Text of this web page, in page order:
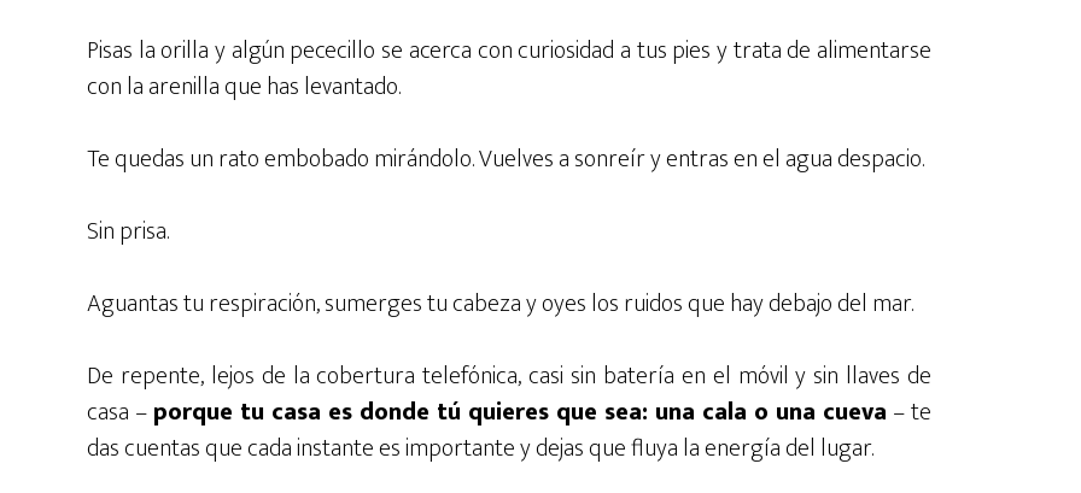
Pisas la orilla y algún pececillo se acerca con curiosidad a tus pies y trata de alimentarse
con la arenilla que has levantado.
Te quedas un rato embobado mirándolo. Vuelves a sonreír y entras en el agua despacio.
Sin prisa.
Aguantas tu respiración, sumerges tu cabeza y oyes los ruidos que hay debajo del mar.
De repente, lejos de la cobertura telefónica, casi sin batería en el móvil y sin llaves de
casa –porque tu casa es donde tú quieres que sea: una cala o una cueva – te
das cuentas que cada instante es importante y dejas que fluya la energía del lugar.